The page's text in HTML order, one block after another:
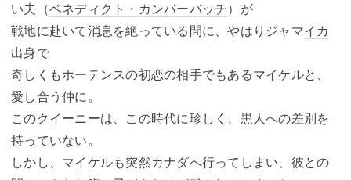
い夫（ベネディクト・カンバーバッチ）が
戦地に赴いて消息を絶っている間に、やはりジャマイカ
出身で
奇しくもホーテンスの初恋の相手でもあるマイケルと、
愛し合う仲に。
このクイーニーは、この時代に珍しく、黒人への差別を
持っていない。
しかし、マイケルも突然カナダへ行ってしまい、彼との